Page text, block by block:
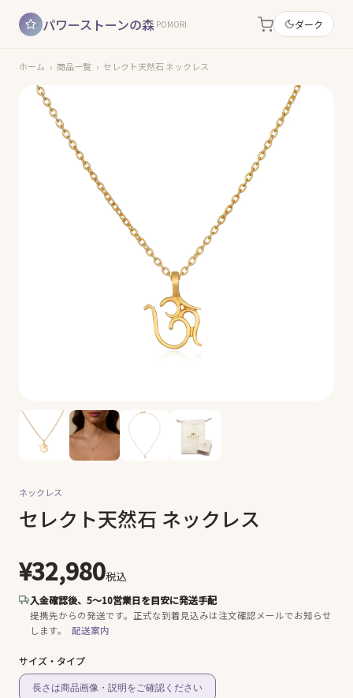
パワーストーンの森 POMORI ダーク
ホーム › 商品一覧 › セレクト天然石 ネックレス
ネックレス
セレクト天然石 ネックレス
¥32,980税込
入金確認後、5〜10営業日を目安に発送手配
提携先からの発送です。 正式な到着見込みは注文確認メールでお知らせ
します。
配送案内
サイズ・タイプ
長さは商品画像・説明をご確認ください